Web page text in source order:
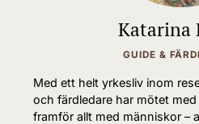
Katarina
GUIDE &
Med ett helt yrkesliv inom
och färdledare har mötet
framför allt med människor –